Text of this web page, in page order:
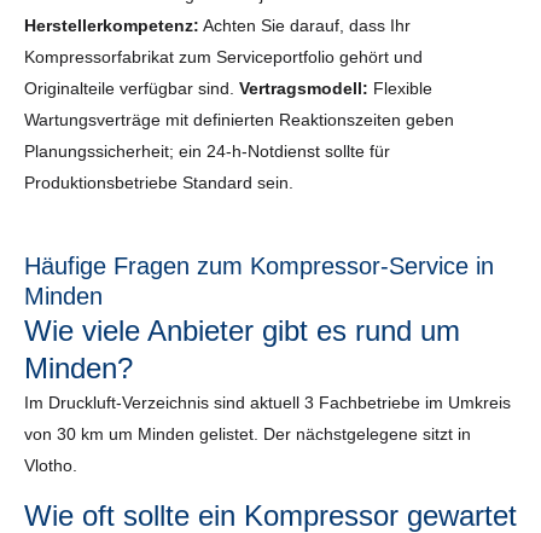
Herstellerkompetenz: Achten Sie darauf, dass Ihr
Kompressorfabrikat zum Serviceportfolio gehört und
Originalteile verfügbar sind. Vertragsmodell: Flexible
Wartungsverträge mit definierten Reaktionszeiten geben
Planungssicherheit; ein 24-h-Notdienst sollte für
Produktionsbetriebe Standard sein.
Häufige Fragen zum Kompressor-Service in
Minden
Wie viele Anbieter gibt es rund um
Minden?
Im Druckluft-Verzeichnis sind aktuell 3 Fachbetriebe im Umkreis
von 30 km um Minden gelistet. Der nächstgelegene sitzt in
Vlotho.
Wie oft sollte ein Kompressor gewartet